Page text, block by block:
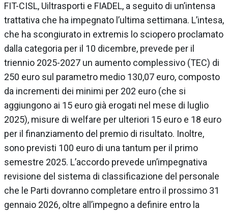
FIT-CISL, Uiltrasporti e FIADEL, a seguito di un’intensa
trattativa che ha impegnato l’ultima settimana. L’intesa,
che ha scongiurato in extremis lo sciopero proclamato
dalla categoria per il 10 dicembre, prevede per il
triennio 2025-2027 un aumento complessivo (TEC) di
250 euro sul parametro medio 130,07 euro, composto
da incrementi dei minimi per 202 euro (che si
aggiungono ai 15 euro già erogati nel mese di luglio
2025), misure di welfare per ulteriori 15 euro e 18 euro
per il finanziamento del premio di risultato. Inoltre,
sono previsti 100 euro di una tantum per il primo
semestre 2025. L’accordo prevede un’impegnativa
revisione del sistema di classificazione del personale
che le Parti dovranno completare entro il prossimo 31
gennaio 2026, oltre all’impegno a definire entro la